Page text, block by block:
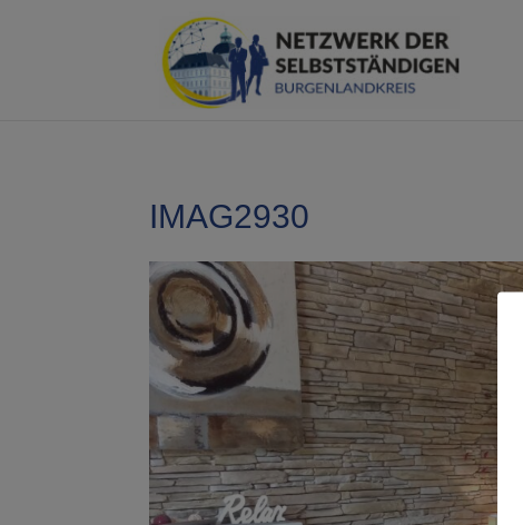
IMAG2930